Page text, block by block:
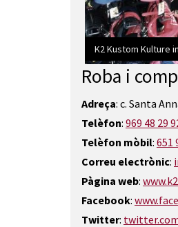
K2 Kustom Kulture
Diapositiva 1 de 3:
Roba i
Adreça: c. Santa
Telèfon: 969 48 29
Telèfon mòbil: 651
Correu electrònic:
Pàgina web:
Facebook:
Twitter: